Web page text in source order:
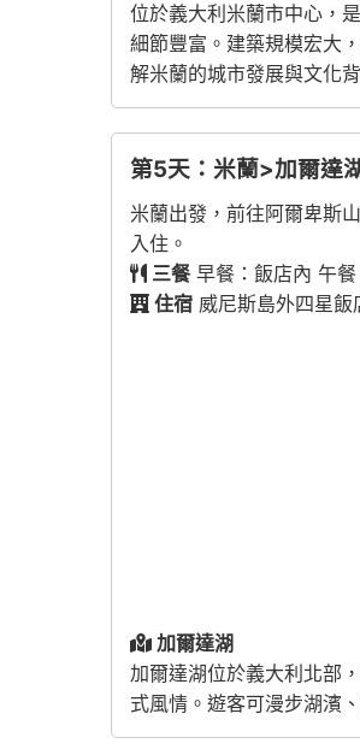
位於義大利米蘭市中心，
細節豐富。建築規模宏大
解米蘭的城市發展與文化
第5天：米蘭>加爾達
米蘭出發，前往阿爾卑斯
入住。
三餐早餐：飯店內 午
住宿 威尼斯島外四星飯
加爾達湖
加爾達湖位於義大利北部
式風情。遊客可漫步湖濱